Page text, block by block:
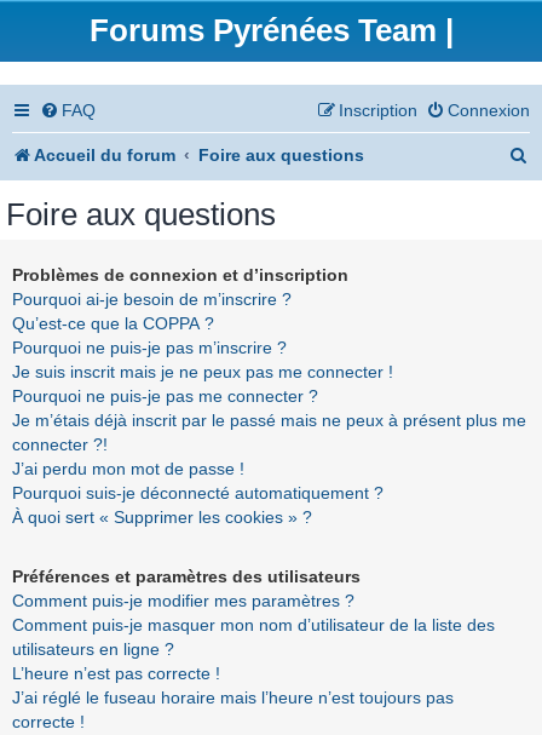
Forums Pyrénées Team |
FAQ Connexion
Inscription
Accueil du forum Foire aux questions
Foire aux questions
Problèmes de connexion et d’inscription
Pourquoi ai-je besoin de m’inscrire ?
Qu’est-ce que la COPPA ?
Pourquoi ne puis-je pas m’inscrire ?
Je suis inscrit mais je ne peux pas me connecter !
Pourquoi ne puis-je pas me connecter ?
Je m’étais déjà inscrit par le passé mais ne peux à présent plus me
connecter ?!
J’ai perdu mon mot de passe !
Pourquoi suis-je déconnecté automatiquement ?
À quoi sert « Supprimer les cookies » ?
Préférences et paramètres des utilisateurs
Comment puis-je modifier mes paramètres ?
Comment puis-je masquer mon nom d’utilisateur de la liste des
utilisateurs en ligne ?
L’heure n’est pas correcte !
J’ai réglé le fuseau horaire mais l’heure n’est toujours pas
correcte !